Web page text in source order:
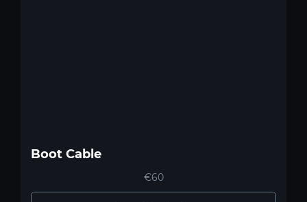
Boot Cable
€60